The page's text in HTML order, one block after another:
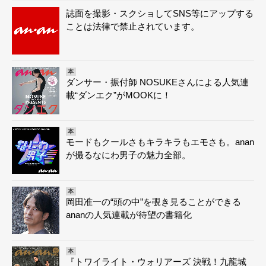
誌面を撮影・スクショしてSNS等にアップする
ことは法律で禁止されています。
本
ダンサー・振付師 NOSUKEさんによる人気連
載“ダンエク”がMOOKに！
本
モードもクールさもキラキラもエモさも。anan
が撮るなにわ男子の魅力全部。
本
岡田准一の“頭の中”を覗き見ることができる
ananの人気連載が待望の書籍化
本
『トワイライト・ウォリアーズ 決戦！九龍城